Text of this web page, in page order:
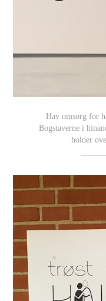
Hav omsorg for
Bogstaverne i
holder